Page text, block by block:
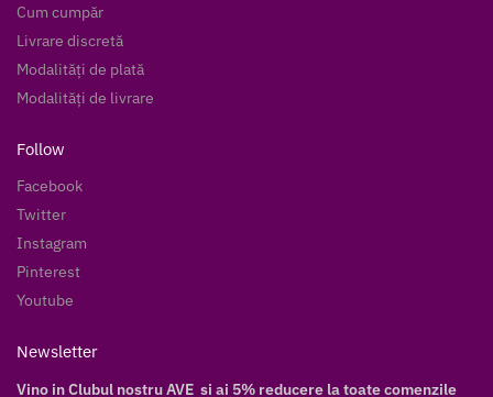
Cum cumpăr
Livrare discretă
Modalități de plată
Modalități de livrare
Follow
Facebook
Twitter
Instagram
Pinterest
Youtube
Newsletter
Vino in Clubul nostru AVE si ai 5% reducere la toate comenzile